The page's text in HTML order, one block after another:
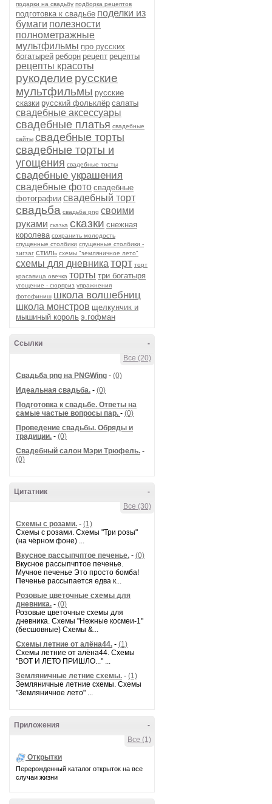
подарки на свадьбу подборка рецептов
подготовка к свадьбе поделки из
бумаги полезности
полнометражные
мультфильмы про русских
богатырей реборн рецепт рецепты
рецепты красоты
рукоделие русские
мультфильмы русские
сказки русский фольклёр салаты
свадебные аксессуары
свадебные платья свадебные
сайты свадебные торты
свадебные торты и
угощения свадебные тосты
свадебные украшения
свадебные фото свадебные
фотографии свадебный торт
свадьба свадьба png своими
руками сказка сказки снежная
королева сохранить молодость
спущенные столбики спущенные столбики -
зигзаг стиль схемы "земляничное лето"
схемы для дневника торт торт
красавица овечка торты три богатыря
угощение - сюрприз упражнения
фотофиниш школа волшебниц
школа монстров щелкунчик и
мышиный король э.гофман
-
Ссылки
Все (20)
Cвадьба png на PNGWing - (0)
Идеальная свадьба. - (0)
Подготовка к свадьбе. Ответы на
самые частые вопросы пар. - (0)
Проведение свадьбы. Обряды и
традиции. - (0)
Свадебный салон Мэри Трюфель. -
(0)
-
Цитатник
Все (30)
Схемы с розами. - (1)
Схемы с розами. Схемы "Три розы"
(на чёрном фоне) ...
Вкусное рассыпчптое печенье. - (0)
Вкусное рассыпчптое печенье.
Мучное печенье Это просто бомба!
Печенье рассыпается едва к...
Розовые цветочные схемы для
дневника. - (0)
Розовые цветочные схемы для
дневника. Схемы "Нежные космеи-1"
(бесшовные) Схемы &...
Схемы летние от алёна44. - (1)
Схемы летние от алёна44. Схемы
"ВОТ И ЛЕТО ПРИШЛО..." ...
Земляничные летние схемы. - (1)
Земляничные летние схемы. Схемы
"Земляничное лето" ...
-
Приложения
Все (1)
Открытки
Перерожденный каталог открыток на все
случаи жизни